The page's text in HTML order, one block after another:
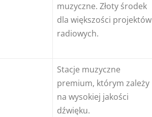
muzyczne. Złoty środek
dla większości projektów
radiowych.
Stacje muzyczne
premium, którym zależy
na wysokiej jakości
dźwięku.